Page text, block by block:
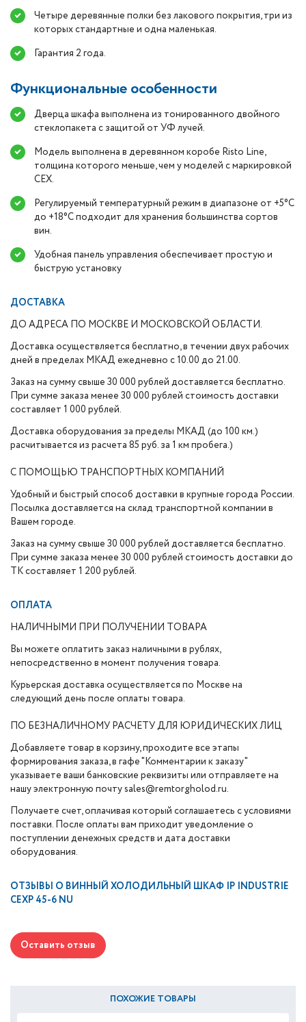
Четыре деревянные полки без лакового покрытия, три из
которых стандартные и одна маленькая.
Гарантия 2 года.
Функциональные особенности
Дверца шкафа выполнена из тонированного двойного
стеклопакета с защитой от УФ лучей.
Модель выполнена в деревянном коробе Risto Line,
толщина которого меньше, чем у моделей с маркировкой
CEX.
Регулируемый температурный режим в диапазоне от +5°C
до +18°C подходит для хранения большинства сортов
вин.
Удобная панель управления обеспечивает простую и
быструю установку
ДОСТАВКА
ДО АДРЕСА ПО МОСКВЕ И МОСКОВСКОЙ ОБЛАСТИ.
Доставка осуществляется бесплатно, в течении двух рабочих
дней в пределах МКАД ежедневно с 10.00 до 21.00.
Заказ на сумму свыше 30 000 рублей доставляется бесплатно.
При сумме заказа менее 30 000 рублей стоимость доставки
составляет 1 000 рублей.
Доставка оборудования за пределы МКАД (до 100 км.)
расчитывается из расчета 85 руб. за 1 км пробега.)
С ПОМОЩЬЮ ТРАНСПОРТНЫХ КОМПАНИЙ
Удобный и быстрый способ доставки в крупные города России.
Посылка доставляется на склад транспортной компании в
Вашем городе.
Заказ на сумму свыше 30 000 рублей доставляется бесплатно.
При сумме заказа менее 30 000 рублей стоимость доставки до
ТК составляет 1 200 рублей.
ОПЛАТА
НАЛИЧНЫМИ ПРИ ПОЛУЧЕНИИ ТОВАРА
Вы можете оплатить заказ наличными в рублях,
непосредственно в момент получения товара.
Курьерская доставка осуществляется по Москве на
следующий день после оплаты товара.
ПО БЕЗНАЛИЧНОМУ РАСЧЕТУ ДЛЯ ЮРИДИЧЕСКИХ ЛИЦ
Добавляете товар в корзину, проходите все этапы
формирования заказа, в гафе "Комментарии к заказу"
указываете ваши банковские реквизиты или отправляете на
нашу электронную почту sales@remtorgholod.ru.
Получаете счет, оплачивая который соглашаетесь с условиями
поставки. После оплаты вам приходит уведомление о
поступлении денежных средств и дата доставки
оборудования.
ОТЗЫВЫ О ВИННЫЙ ХОЛОДИЛЬНЫЙ ШКАФ IP INDUSTRIE
CEXP 45-6 NU
Оставить отзыв
ПОХОЖИЕ ТОВАРЫ